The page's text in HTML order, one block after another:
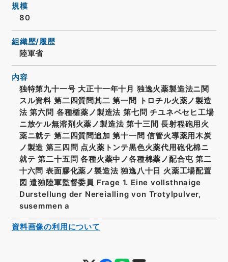
規模
80
組織歴/履歴
陸軍省
内容
独特第九十一号 大正十一年十月 独逸火薬製造法ニ関
スル資料 第二四質問其二 第一問 トロチル火薬ノ製造
法 第六問 各種楯薬ノ製造法 第七問 チユネベセヒ工場
ニ放ケル無溶剤火薬ノ製造法 第十三間 長射程砲用火
薬ニ就テ 第二四質問追加 第十一問 信管火導薬用木炭
ノ製造 第三四問 点火薬トンテ黒色火薬代用砲化棉ニ
就テ 第二十五問 各種火薬中ノ各種棉薬ノ配合屯 第二
十六問 表面膠化薬ノ製造法 独逸八十日 火薬工場配置
図 遣独陸軍監督委員 Frage 1. Eine vollsthnaige
Durstellung der Nereialling von Trotylpulver,
susemmen a
資料画像の利用について